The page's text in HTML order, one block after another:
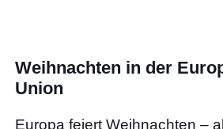
Weihnachten in der
Union
Europa feiert Weihnachten –